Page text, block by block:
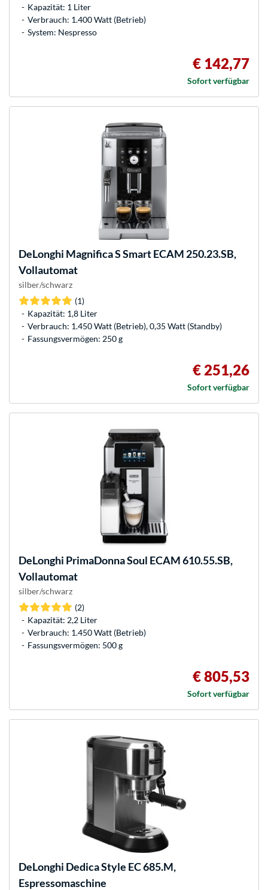
Kapazität: 1 Liter
Verbrauch: 1.400 Watt (Betrieb)
System: Nespresso
€ 142,77
Sofort verfügbar
DeLonghi Magnifica S Smart ECAM 250.23.SB,
Vollautomat
silber/schwarz
(1)
Kapazität: 1,8 Liter
Verbrauch: 1.450 Watt (Betrieb), 0,35 Watt (Standby)
Fassungsvermögen: 250 g
€ 251,26
Sofort verfügbar
DeLonghi PrimaDonna Soul ECAM 610.55.SB,
Vollautomat
silber/schwarz
(2)
Kapazität: 2,2 Liter
Verbrauch: 1.450 Watt (Betrieb)
Fassungsvermögen: 500 g
€ 805,53
Sofort verfügbar
DeLonghi Dedica Style EC 685.M,
Espressomaschine